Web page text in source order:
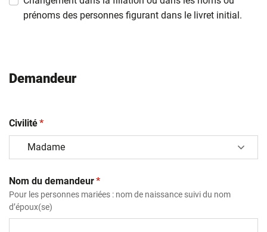
prénoms des personnes figurant dans le livret initial.
Demandeur
Civilité(obligatoire)
*
Nom du demandeur(obligatoire)
*
Pour les personnes mariées : nom de naissance suivi du nom
d’époux(se)